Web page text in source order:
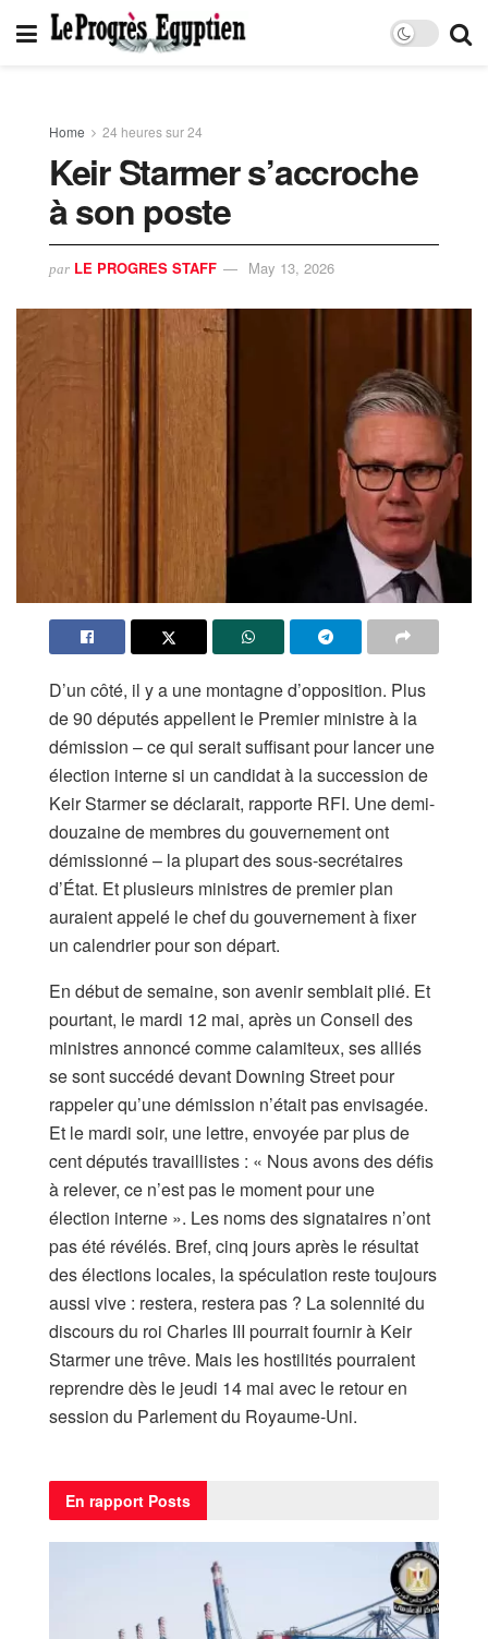
Home 24 heures sur 24
Keir Starmer s’accroche
à son poste
par LE PROGRES STAFF May 13, 2026
D’un côté, il y a une montagne d’opposition. Plus
de 90 députés appellent le Premier ministre à la
démission – ce qui serait suffisant pour lancer une
élection interne si un candidat à la succession de
Keir Starmer se déclarait, rapporte RFI. Une demi-
douzaine de membres du gouvernement ont
démissionné – la plupart des sous-secrétaires
d’État. Et plusieurs ministres de premier plan
auraient appelé le chef du gouvernement à fixer
un calendrier pour son départ.
En début de semaine, son avenir semblait plié. Et
pourtant, le mardi 12 mai, après un Conseil des
ministres annoncé comme calamiteux, ses alliés
se sont succédé devant Downing Street pour
rappeler qu’une démission n’était pas envisagée.
Et le mardi soir, une lettre, envoyée par plus de
cent députés travaillistes : « Nous avons des défis
à relever, ce n’est pas le moment pour une
élection interne ». Les noms des signataires n’ont
pas été révélés. Bref, cinq jours après le résultat
des élections locales, la spéculation reste toujours
aussi vive : restera, restera pas ? La solennité du
discours du roi Charles III pourrait fournir à Keir
Starmer une trêve. Mais les hostilités pourraient
reprendre dès le jeudi 14 mai avec le retour en
session du Parlement du Royaume-Uni.
En rapport Posts